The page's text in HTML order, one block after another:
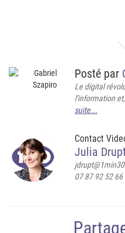
Posté par
Le digital
l'information
suite...
Contact
Julia
07 87 92 52 66